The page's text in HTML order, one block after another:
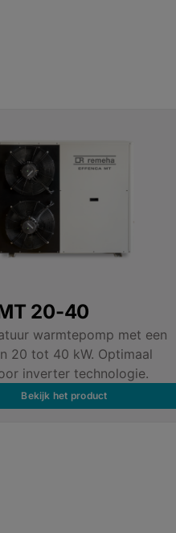
20-40
warmtepomp met een
20 tot 40 kW. Optimaal
inverter technologie.
Bekijk het product